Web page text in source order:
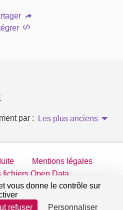
par : Les plus anciens
Mentions légales
Open Data
sur Twittersur Facebook
jeparticipe.villejuif.fr sur
jeparticipe.villejuif.fr sur
vous donne le contrôle sur
refuser Personnaliser